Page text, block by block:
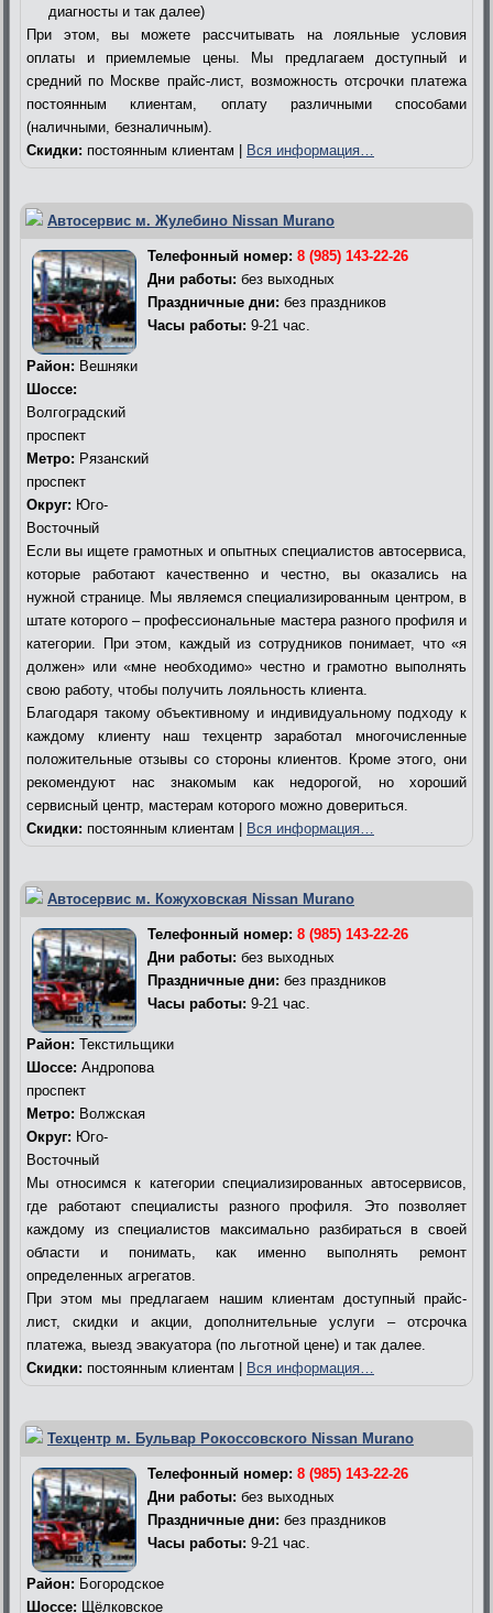
диагносты и так далее)
При этом, вы можете рассчитывать на лояльные условия
оплаты и приемлемые цены. Мы предлагаем доступный и
средний по Москве прайс-лист, возможность отсрочки платежа
постоянным клиентам, оплату различными способами
(наличными, безналичным).
Скидки: постоянным клиентам | Вся информация…
Автосервис м. Жулебино Nissan Murano
Телефонный номер: 8 (985) 143-22-26
Дни работы: без выходных
Праздничные дни: без праздников
Часы работы: 9-21 час.
Район: Вешняки
Шоссе:
Волгоградский
проспект
Метро: Рязанский
проспект
Округ: Юго-
Восточный
Если вы ищете грамотных и опытных специалистов автосервиса,
которые работают качественно и честно, вы оказались на
нужной странице. Мы являемся специализированным центром, в
штате которого – профессиональные мастера разного профиля и
категории. При этом, каждый из сотрудников понимает, что «я
должен» или «мне необходимо» честно и грамотно выполнять
свою работу, чтобы получить лояльность клиента.
Благодаря такому объективному и индивидуальному подходу к
каждому клиенту наш техцентр заработал многочисленные
положительные отзывы со стороны клиентов. Кроме этого, они
рекомендуют нас знакомым как недорогой, но хороший
сервисный центр, мастерам которого можно довериться.
Скидки: постоянным клиентам | Вся информация…
Автосервис м. Кожуховская Nissan Murano
Телефонный номер: 8 (985) 143-22-26
Дни работы: без выходных
Праздничные дни: без праздников
Часы работы: 9-21 час.
Район: Текстильщики
Шоссе: Андропова
проспект
Метро: Волжская
Округ: Юго-
Восточный
Мы относимся к категории специализированных автосервисов,
где работают специалисты разного профиля. Это позволяет
каждому из специалистов максимально разбираться в своей
области и понимать, как именно выполнять ремонт
определенных агрегатов.
При этом мы предлагаем нашим клиентам доступный прайс-
лист, скидки и акции, дополнительные услуги – отсрочка
платежа, выезд эвакуатора (по льготной цене) и так далее.
Скидки: постоянным клиентам | Вся информация…
Техцентр м. Бульвар Рокоссовского Nissan Murano
Телефонный номер: 8 (985) 143-22-26
Дни работы: без выходных
Праздничные дни: без праздников
Часы работы: 9-21 час.
Район: Богородское
Шоссе: Щёлковское